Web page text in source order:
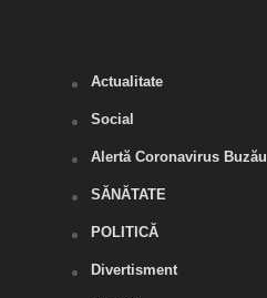
Actualitate
Social
Alertă Coronavirus Buzău
SĂNĂTATE
POLITICĂ
Divertisment